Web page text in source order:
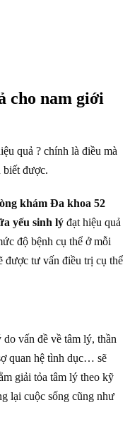
cho nam giới
quả ? chính là điều mà
biết được.
khám Đa khoa 52
yếu sinh lý đạt hiệu quả
độ bệnh cụ thể ở mỗi
được tư vấn điều trị cụ thể
vấn đề về tâm lý, thần
quan hệ tình dục… sẽ
giải tỏa tâm lý theo kỹ
lại cuộc sống cũng như